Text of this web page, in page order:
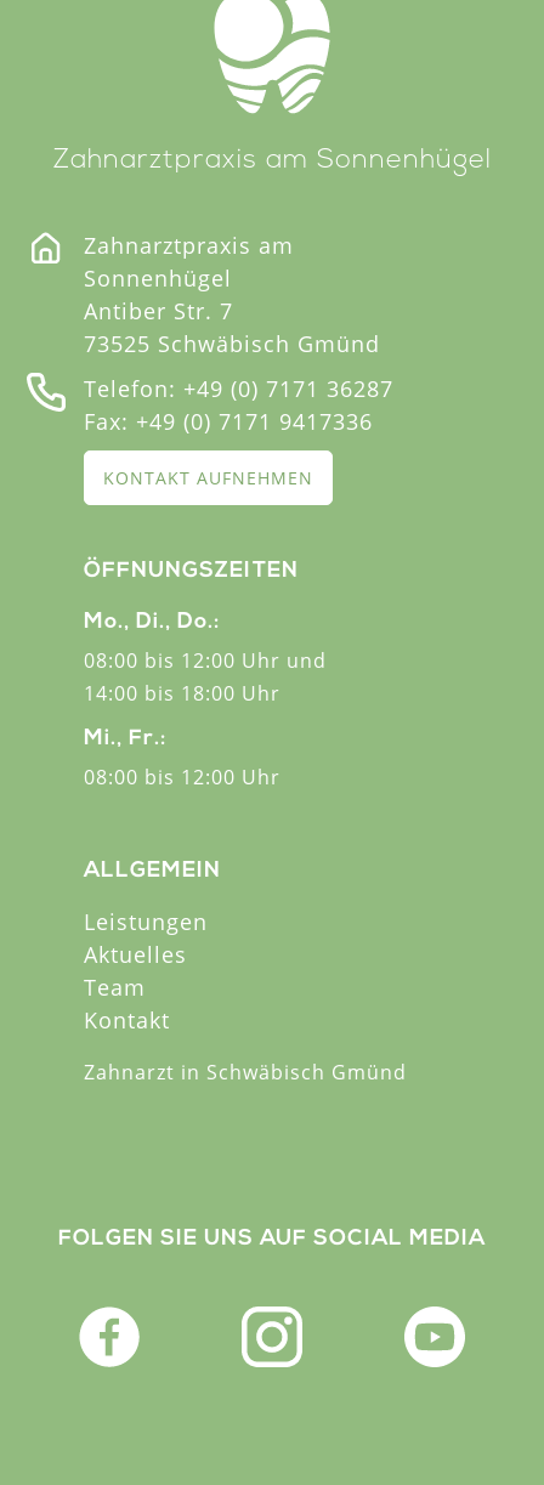
Zahnarztpraxis am Sonnenhügel
Zahnarztpraxis am
Sonnenhügel
Antiber Str. 7
73525 Schwäbisch Gmünd
Telefon: +49 (0) 7171 36287
Fax: +49 (0) 7171 9417336
KONTAKT AUFNEHMEN
ÖFFNUNGSZEITEN
Mo., Di., Do.:
08:00 bis 12:00 Uhr und
14:00 bis 18:00 Uhr
Mi., Fr.:
08:00 bis 12:00 Uhr
ALLGEMEIN
Leistungen
Aktuelles
Team
Kontakt
Zahnarzt in Schwäbisch Gmünd
FOLGEN SIE UNS AUF SOCIAL MEDIA